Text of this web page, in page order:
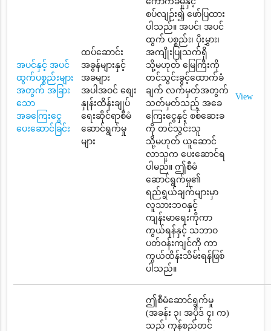
အပင်နှင့် အပင်
ထွက်ပစ္စည်းများ
အတွက် အခြား
သော
အခကြေးငွေ
ပေးဆောင်ခြင်း
ထပ်ဆောင်း
အခွန်များနှင့်
အခများ
အပါအဝင် စျေး
နှုန်းထိန်းချုပ်
ရေးဆိုင်ရာစီမံ
ဆောင်ရွက်မှု
များ
စပ်လျဉ်း၍ ဖော်ပြထား
ပါသည်။ အပင်၊ အပင်
ထွက် ပစ္စည်း၊ ပိုးမွှား၊
အကျိုးပြုသက်ရှိ
သို့မဟုတ် မြေကြီးကို
တင်သွင်းခွင့်ထောက်ခံ
ချက် လက်မှတ်အတွက်
သတ်မှတ်သည့် အခေ
ကြေးငွေနှင့် စစ်ဆေးခ
ကို တင်သွင်းသူ
သို့မဟုတ် ယူဆောင်
လာသူက ပေးဆောင်ရ
ပါမည်။ ဤစီမံ
ဆောင်ရွက်မှု၏
ရည်ရွယ်ချက်များမှာ
လူသားဘဝနှင့်
ကျန်းမာရေးကိုကာ
ကွယ်ရန်နှင့် သဘာဝ
ပတ်ဝန်းကျင်ကို ကာ
ကွယ်ထိန်းသိမ်းရန်ဖြစ်
ပါသည်။
View
ဤစီမံဆောင်ရွက်မှု
(အခန်း ၃၊ အပိုဒ် ၄၊ က)
သည် ကုန်စည်တင်